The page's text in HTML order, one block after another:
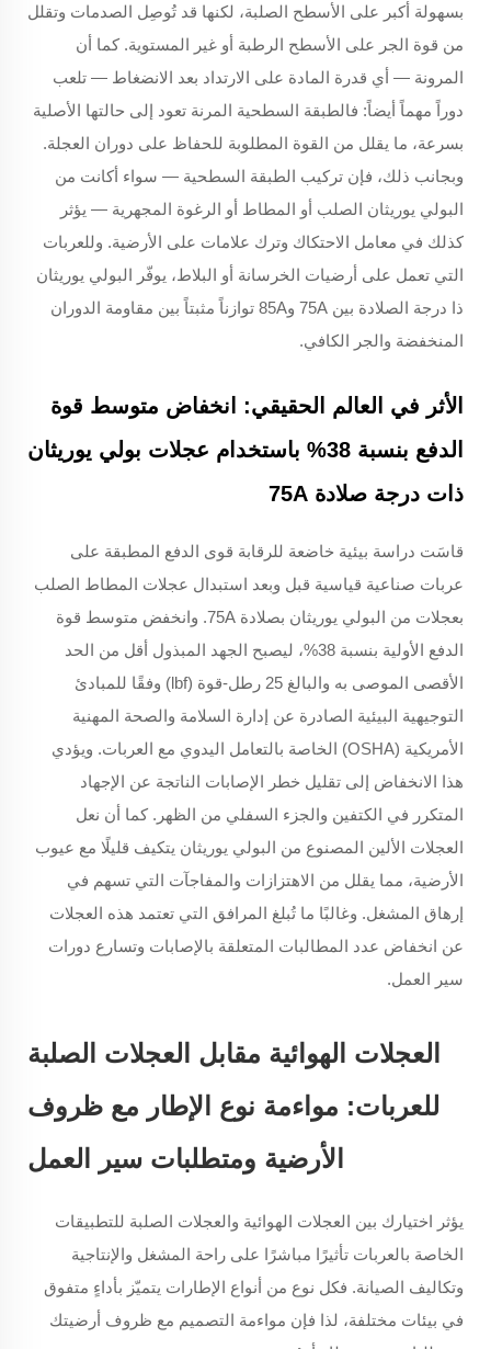
بسهولة أكبر على الأسطح الصلبة، لكنها قد تُوصِل الصدمات وتقلل
من قوة الجر على الأسطح الرطبة أو غير المستوية. كما أن
المرونة — أي قدرة المادة على الارتداد بعد الانضغاط — تلعب
دوراً مهماً أيضاً: فالطبقة السطحية المرنة تعود إلى حالتها الأصلية
بسرعة، ما يقلل من القوة المطلوبة للحفاظ على دوران العجلة.
وبجانب ذلك، فإن تركيب الطبقة السطحية — سواء أكانت من
البولي يوريثان الصلب أو المطاط أو الرغوة المجهرية — يؤثر
كذلك في معامل الاحتكاك وترك علامات على الأرضية. وللعربات
التي تعمل على أرضيات الخرسانة أو البلاط، يوفّر البولي يوريثان
ذا درجة الصلادة بين 75A و85A توازناً مثبتاً بين مقاومة الدوران
المنخفضة والجر الكافي.
الأثر في العالم الحقيقي: انخفاض متوسط قوة
الدفع بنسبة 38% باستخدام عجلات بولي يوريثان
ذات درجة صلادة 75A
قاسَت دراسة بيئية خاضعة للرقابة قوى الدفع المطبقة على
عربات صناعية قياسية قبل وبعد استبدال عجلات المطاط الصلب
بعجلات من البولي يوريثان بصلادة 75A. وانخفض متوسط قوة
الدفع الأولية بنسبة 38%، ليصبح الجهد المبذول أقل من الحد
الأقصى الموصى به والبالغ 25 رطل-قوة (lbf) وفقًا للمبادئ
التوجيهية البيئية الصادرة عن إدارة السلامة والصحة المهنية
الأمريكية (OSHA) الخاصة بالتعامل اليدوي مع العربات. ويؤدي
هذا الانخفاض إلى تقليل خطر الإصابات الناتجة عن الإجهاد
المتكرر في الكتفين والجزء السفلي من الظهر. كما أن نعل
العجلات الألين المصنوع من البولي يوريثان يتكيف قليلًا مع عيوب
الأرضية، مما يقلل من الاهتزازات والمفاجآت التي تسهم في
إرهاق المشغل. وغالبًا ما تُبلغ المرافق التي تعتمد هذه العجلات
عن انخفاض عدد المطالبات المتعلقة بالإصابات وتسارع دورات
سير العمل.
العجلات الهوائية مقابل العجلات الصلبة
للعربات: مواءمة نوع الإطار مع ظروف
الأرضية ومتطلبات سير العمل
يؤثر اختيارك بين العجلات الهوائية والعجلات الصلبة للتطبيقات
الخاصة بالعربات تأثيرًا مباشرًا على راحة المشغل والإنتاجية
وتكاليف الصيانة. فكل نوع من أنواع الإطارات يتميّز بأداءٍ متفوق
في بيئات مختلفة، لذا فإن مواءمة التصميم مع ظروف أرضيتك